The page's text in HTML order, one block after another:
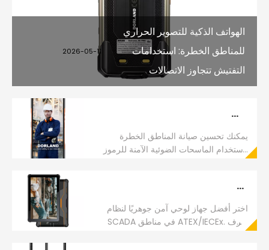
2026-05-11
الهواتف الذكية للتصوير الحراري
للمناطق الخطرة: استخدامات
التفتيش تتجاوز الاتصالات
كيف تعمل ماسحات الباركود الآمنة جوهريًا على تحسين سير عمل الصيانة في المناطق الخطرة
يمكنك تحسين صيانة المناطق الخطرة
باستخدام الماسحات الضوئية الآمنة للرموز
استخدام الأجهزة اللوحية الآمنة جوهريًا لمراقبة نظام SCADA في المواقع الصناعية الخطرة
اختر أفضل جهاز لوحي آمن جوهريًا لنظام
SCADA في مناطق ATEX/IECEx. تعرف
على معايير السلامة ونظام التشغيل والأجهزة